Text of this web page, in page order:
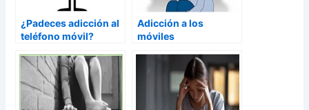
¿Padeces adicción al
teléfono móvil?
Adicción a los
móviles